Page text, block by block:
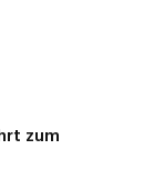
zum